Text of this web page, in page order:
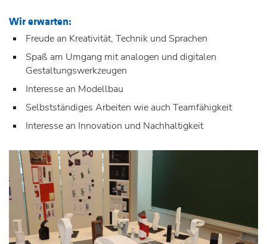
Wir erwarten:
Freude an Kreativität, Technik und Sprachen
Spaß am Umgang mit analogen und digitalen
Gestaltungswerkzeugen
Interesse an Modellbau
Selbstständiges Arbeiten wie auch Teamfähigkeit
Interesse an Innovation und Nachhaltigkeit